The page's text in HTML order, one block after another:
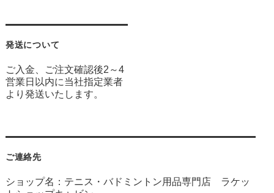
発送について
ご入金、ご注文確認後2～4
営業日以内に当社指定業者
より発送いたします。
ご連絡先
ショップ名：テニス・バドミントン用品専門店 ラケッ